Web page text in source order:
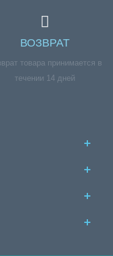
ВОЗВРАТ
товара принимается в
течении 14 дней